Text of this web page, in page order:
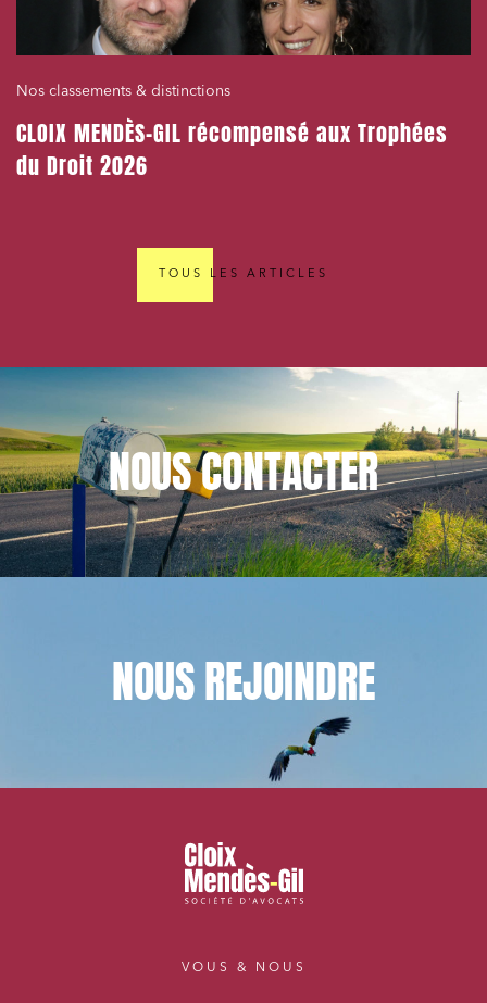
Nos classements & distinctions
CLOIX MENDÈS-GIL récompensé aux Trophées
du Droit 2026
TOUS LES ARTICLES
NOUSCONTACTER
NOUSREJOINDRE
VOUS & NOUS